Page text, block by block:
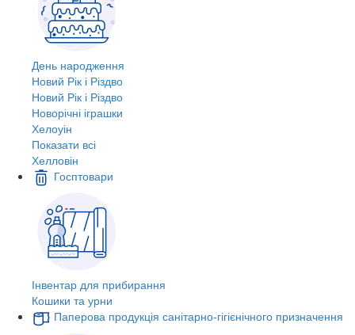
День народження
Новий Рік і Різдво
Новий Рік і Різдво
Новорічні іграшки
Хелоуін
Показати всі
Хелловін
Госптовари
Інвентар для прибирання
Кошики та урни
Паперова продукція санітарно-гігієнічного призначення